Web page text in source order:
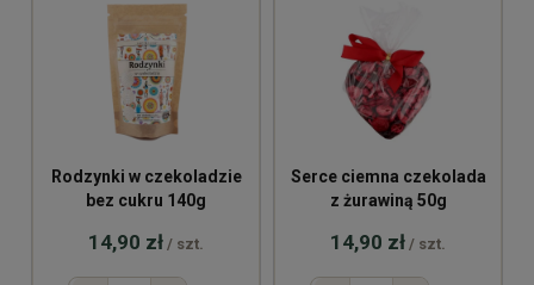
Rodzynki w czekoladzie
bez cukru 140g
14,90 zł / szt.
Serce ciemna czekolada
z żurawiną 50g
14,90 zł / szt.